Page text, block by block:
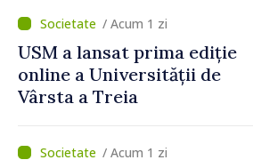
perioada concediilor
/ Acum 1 zi
USM a lansat prima ediție
online a Universității de
Vârsta a Treia
/ Acum 1 zi